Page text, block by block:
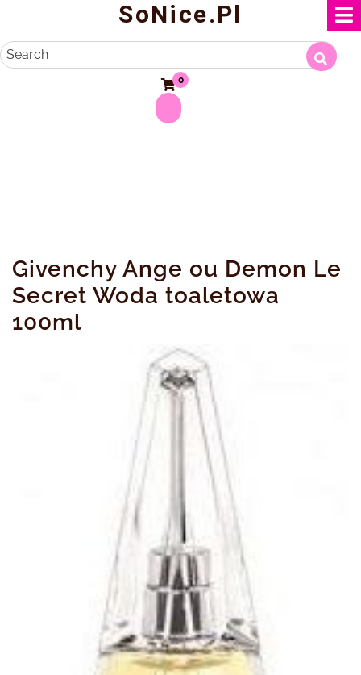
content
SoNice.pl
Search
0
Givenchy Ange ou Demon Le
Secret Woda toaletowa
100ml